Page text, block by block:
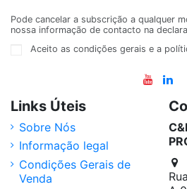
Pode cancelar a subscrição a qualquer
nossa informação de contacto na
Aceito as condições gerais e a
Links Úteis
Sobre Nós
Informação legal
Condições Gerais de
Venda